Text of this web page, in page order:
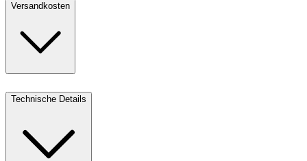
Versandkosten
Technische Details